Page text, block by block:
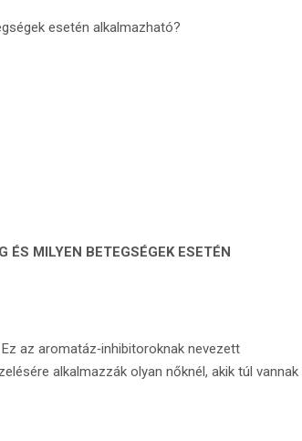
esetén alkalmazható?
MILYEN BETEGSÉGEK ESETÉN
az aromatáz‑inhibitoroknak nevezett
alkalmazzák olyan nőknél, akik túl vannak